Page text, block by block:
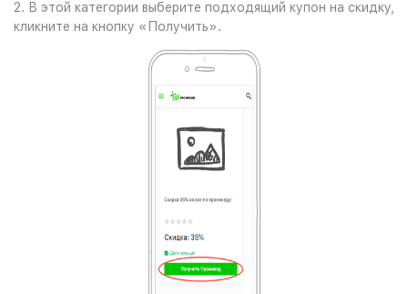
2. В этой категории выберите подходящий купон на скидку,
кликните на кнопку «Получить».